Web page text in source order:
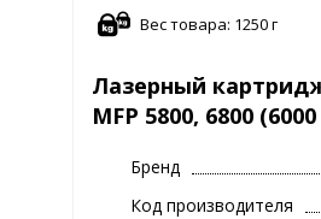
Вес товара: 1250 г
Лазерный картридж
MFP 5800, 6800
Бренд
Код производителя